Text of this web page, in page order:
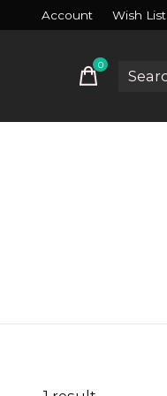
Account Wish List
0items